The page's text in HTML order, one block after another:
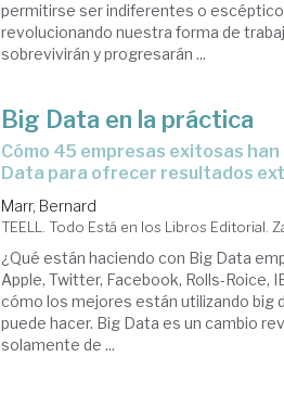
permitirse ser indiferentes o
revolucionando nuestra forma de
sobrevivirán y progresarán ...
Big Data en la práctica
cómo 45 empresas exitosas han utilizado análisis de Big
Data para ofrecer resultados
Marr, Bernard
TEELL. Todo Está en los Libros Editorial.
¿Qué están haciendo con Big Data
Apple, Twitter, Facebook, Rolls-Roice,
cómo los mejores están utilizando big
puede hacer. Big Data es un cambio
solamente de ...